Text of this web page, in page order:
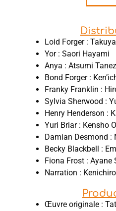
Loid Forger :
Yor : Saori Hayami
Anya : Atsumi
Bond Forger :
Franky Franklin :
Sylvia Sherwood :
Henry Henderson :
Yuri Briar : Kensho
Damian Desmond :
Becky Blackbell :
Fiona Frost : Ayane
Narration :
Œuvre originale :